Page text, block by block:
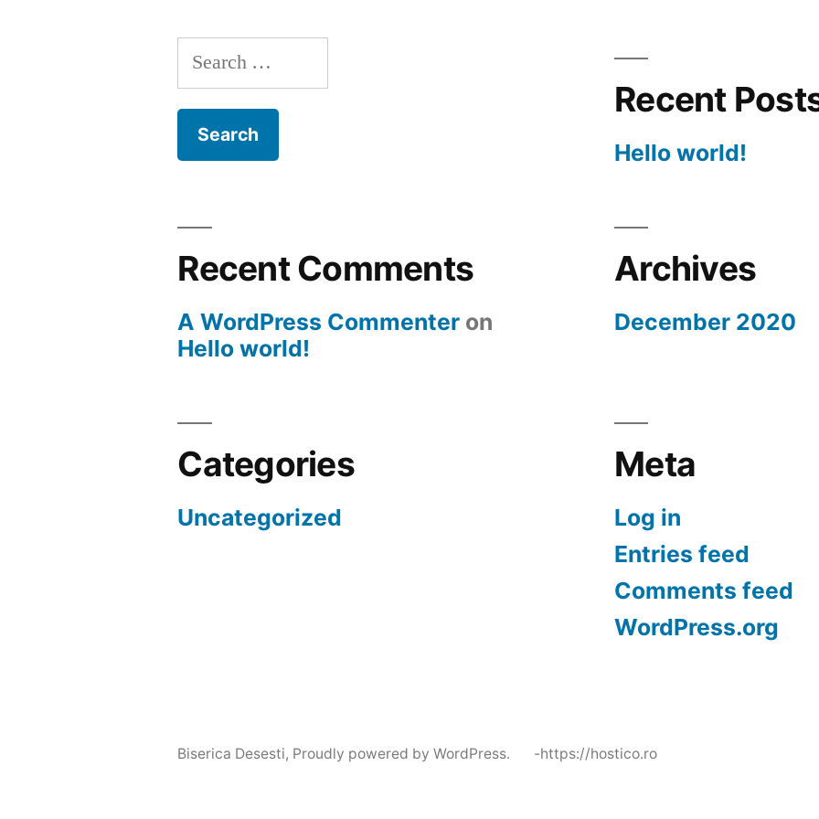
Search
for:
Recent
Hello world!
Recent Comments
A WordPress Commenter on
Hello world!
Archives
December 2020
Categories
Uncategorized
Meta
Log in
Entries feed
Comments feed
WordPress.org
Biserica Desesti, Proudly powered by WordPress. -https://hostico.ro